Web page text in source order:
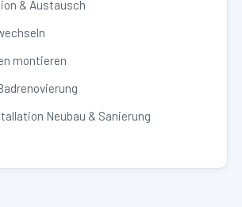
& Austausch
montieren
Neubau & Sanierung